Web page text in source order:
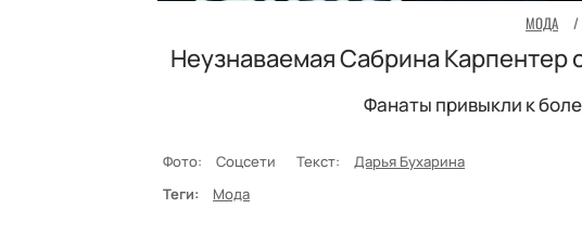
МОДА /
Неузнаваемая Сабрина Карпентер
Фанаты привыкли к
Фото: Соцсети Текст: Дарья Бухарина
Теги:
Мода